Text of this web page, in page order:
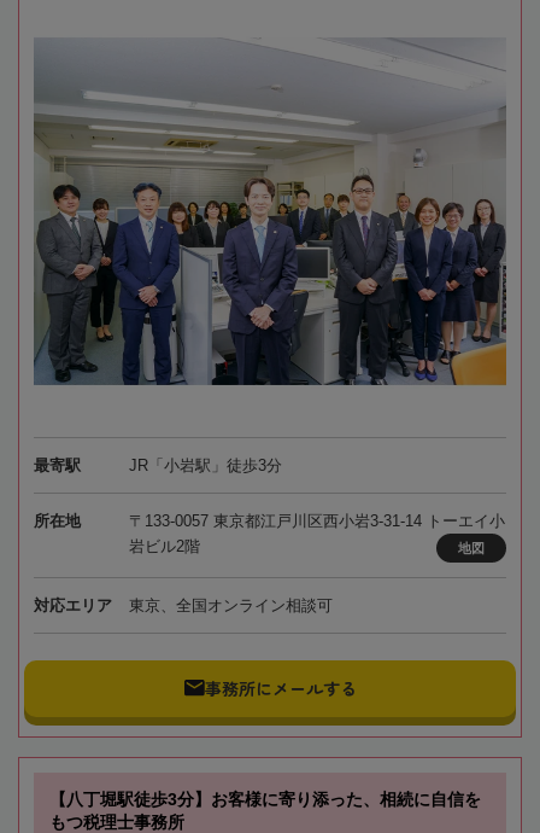
最寄駅 JR「小岩駅」徒歩3分
所在地
〒133-0057 東京都江戸川区西小岩3-31-14 トーエイ小
岩ビル2階
地図
対応エリア 東京、全国オンライン相談可
事務所にメールする
【八丁堀駅徒歩3分】お客様に寄り添った、相続に自信を
もつ税理士事務所